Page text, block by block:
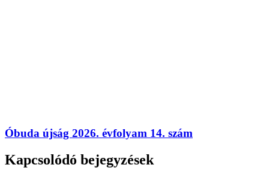
Óbuda újság 2026. évfolyam 14. szám
Kapcsolódó bejegyzések